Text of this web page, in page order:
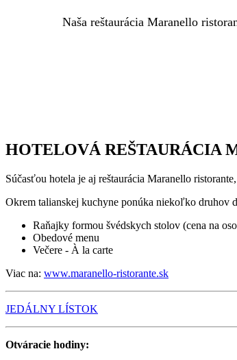
Naša reštaurácia Maranello
HOTELOVÁ REŠTAURÁCIA
Súčasťou hotela je aj reštaurácia Maranello
Okrem talianskej kuchyne ponúka niekoľko druhov
Raňajky formou švédskych stolov (cena na
Obedové menu
Večere - À la carte
Viac na: www.maranello-ristorante.sk
JEDÁLNY LÍSTOK
Otváracie hodiny: